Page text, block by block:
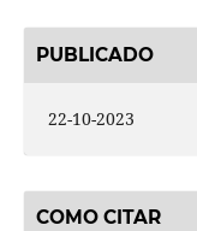
PUBLICADO
22-10-2023
COMO CITAR